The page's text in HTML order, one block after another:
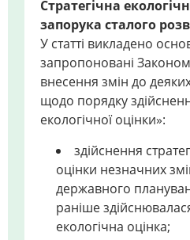
Стратегічна
запорука сталого
У статті викладено
запропоновані
внесення змін до
щодо порядку
екологічної оцінки»:
здійснення
оцінки незначних
державного
раніше
екологічна оцінка;